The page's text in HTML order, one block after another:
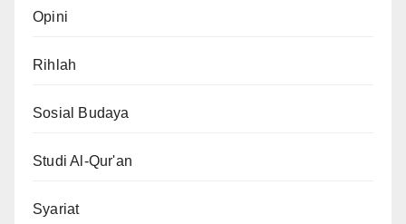
Opini
Rihlah
Sosial Budaya
Studi Al-Qur'an
Syariat